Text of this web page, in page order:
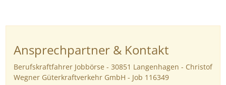
Ansprechpartner & Kontakt
Berufskraftfahrer Jobbörse - 30851 Langenhagen - Christof
Wegner Güterkraftverkehr GmbH - Job 116349